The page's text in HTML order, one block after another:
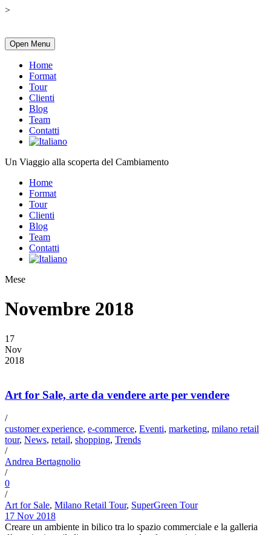
>
Open Menu
Home
Format
Tour
Clienti
Blog
Team
Contatti
Un Viaggio alla scoperta del Cambiamento
Home
Format
Tour
Clienti
Blog
Team
Contatti
Mese
Novembre 2018
17
Nov
2018
Art for Sale, arte da vendere arte per vendere
/
customer experience, e-commerce, Eventi, marketing, milano retail
tour, News, retail, shopping, Trends
/
Andrea Bertagnolio
/
0
/
Art for Sale, Milano Retail Tour, SuperGreen Tour
17 Nov 2018
Creare un ambiente in bilico tra lo spazio commerciale e la galleria